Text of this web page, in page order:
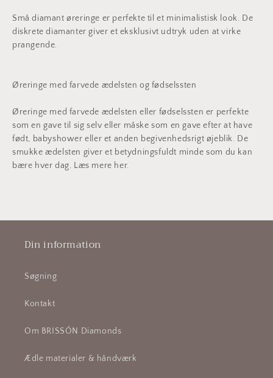
Små diamant øreringe er perfekte til et minimalistisk look. De
diskrete diamanter giver et eksklusivt udtryk uden at virke
prangende.
Øreringe med farvede ædelsten og fødselssten
Øreringe med farvede ædelsten eller fødselssten er perfekte
som en gave til sig selv eller måske som en gave efter at have
født, babyshower eller et anden begivenhedsrigt øjeblik. De
smukke ædelsten giver et betydningsfuldt minde som du kan
bære hver dag. Læs mere her.
Din information
Søgning
Kontakt
Om BRISSÓN Diamonds
Ædle materialer & håndværk